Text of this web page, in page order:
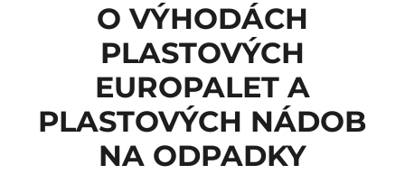
O VÝHODÁCH
PLASTOVÝCH
EUROPALET A
PLASTOVÝCH NÁDOB
NA ODPADKY